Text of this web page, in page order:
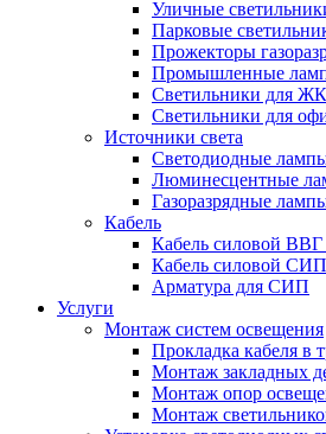
Уличные
Парковые
Прожекторы
Промышленные
Светильники для
Светильники для
Источники света
Светодиодные
Люминесцентные
Газоразрядные
Кабель
Кабель силовой
Кабель силовой СИП
Арматура для СИП
Услуги
Монтаж систем освещения
Прокладка кабеля в
Монтаж закладных
Монтаж опор
Монтаж